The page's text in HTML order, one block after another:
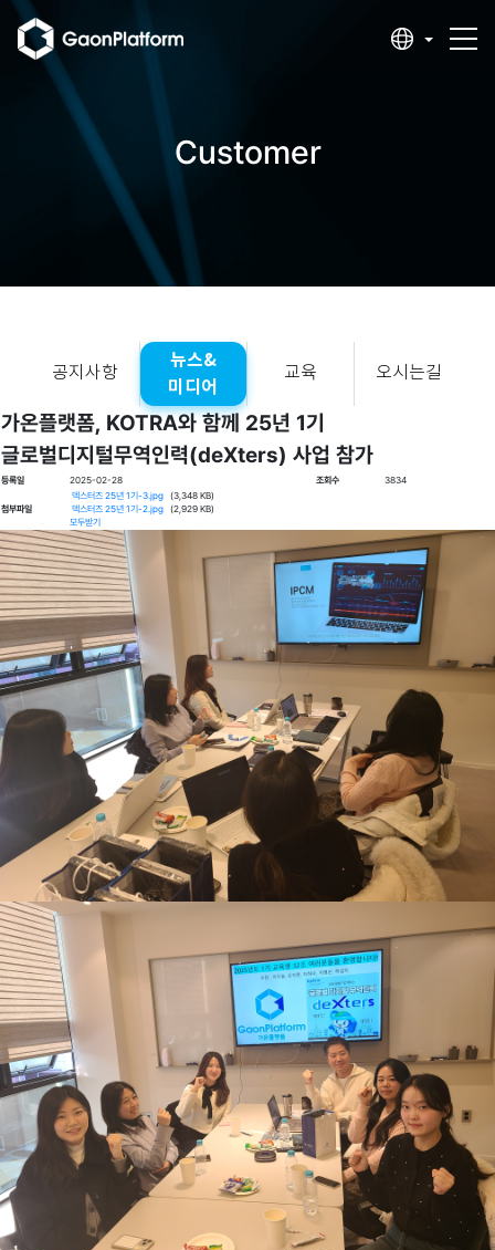
Customer
공지사항
뉴스&
미디어
교육 오시는길
가온플랫폼, KOTRA와 함께 25년 1기
글로벌디지털무역인력(deXters) 사업 참가
등록일 2025-02-28 조회수 3834
첨부파일
덱스터즈 25년 1기-3.jpg (3,348 KB)
덱스터즈 25년 1기-2.jpg (2,929 KB)
모두받기